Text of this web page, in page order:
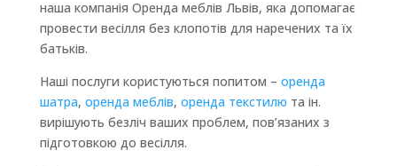
наша компанія Оренда меблів Львів, яка допомагає
провести весілля без клопотів для наречених та їх
батьків.
Наші послуги користуються попитом – оренда
шатра, оренда меблів, оренда текстилю та ін.
вирішують безліч ваших проблем, пов’язаних з
підготовкою до весілля.